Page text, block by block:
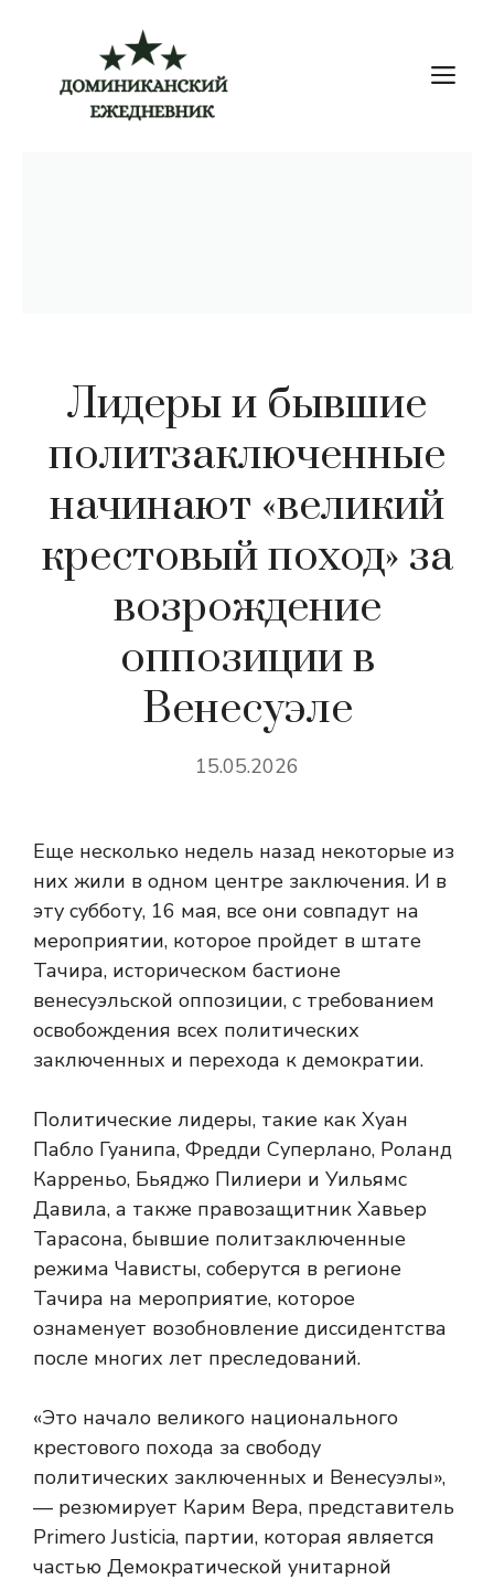
содержимому
Лидеры и бывшие
политзаключенные
начинают «великий
крестовый поход» за
возрождение
оппозиции в
Венесуэле
15.05.2026
Еще несколько недель назад некоторые из
них жили в одном центре заключения. И в
эту субботу, 16 мая, все они совпадут на
мероприятии, которое пройдет в штате
Тачира, историческом бастионе
венесуэльской оппозиции, с требованием
освобождения всех политических
заключенных и перехода к демократии.
Политические лидеры, такие как Хуан
Пабло Гуанипа, Фредди Суперлано, Роланд
Карреньо, Бьяджо Пилиери и Уильямс
Давила, а также правозащитник Хавьер
Тарасона, бывшие политзаключенные
режима Чависты, соберутся в регионе
Тачира на мероприятие, которое
ознаменует возобновление диссидентства
после многих лет преследований.
«Это начало великого национального
крестового похода за свободу
политических заключенных и Венесуэлы»,
— резюмирует Карим Вера, представитель
Primero Justicia, партии, которая является
частью Демократической унитарной